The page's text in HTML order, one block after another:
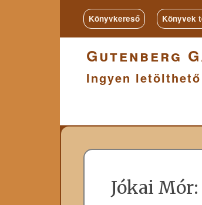
Könyvkereső Könyvek
Gutenberg
Ingyen
Jókai